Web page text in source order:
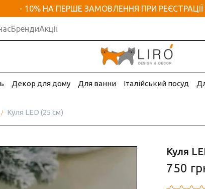
- 10% НА ПЕРШЕ ЗАМОВЛЕННЯ ПРИ РЕЄСТРАЦІЇ
БрендиАкції
Декор для дому Для ванни Італійський посуд
Куля LED (25 см)
Куля
750